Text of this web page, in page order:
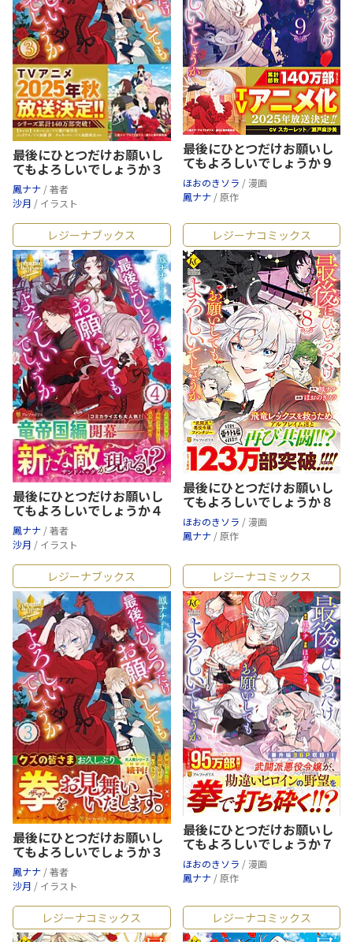
最後にひとつだけお願いし
てもよろしいでしょうか３
鳳ナナ / 著者
沙月 / イラスト
最後にひとつだけお願いし
てもよろしいでしょうか９
ほおのきソラ / 漫画
鳳ナナ / 原作
レジーナブックス
最後にひとつだけお願いし
てもよろしいでしょうか４
鳳ナナ / 著者
沙月 / イラスト
レジーナコミックス
最後にひとつだけお願いし
てもよろしいでしょうか８
ほおのきソラ / 漫画
鳳ナナ / 原作
レジーナブックス
最後にひとつだけお願いし
てもよろしいでしょうか３
鳳ナナ / 著者
沙月 / イラスト
レジーナコミックス
最後にひとつだけお願いし
てもよろしいでしょうか７
ほおのきソラ / 漫画
鳳ナナ / 原作
レジーナコミックス レジーナコミックス